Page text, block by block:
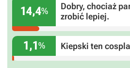
14,4%
Dobry, chociaż
zrobić lepiej.
1,1% Kiepski ten